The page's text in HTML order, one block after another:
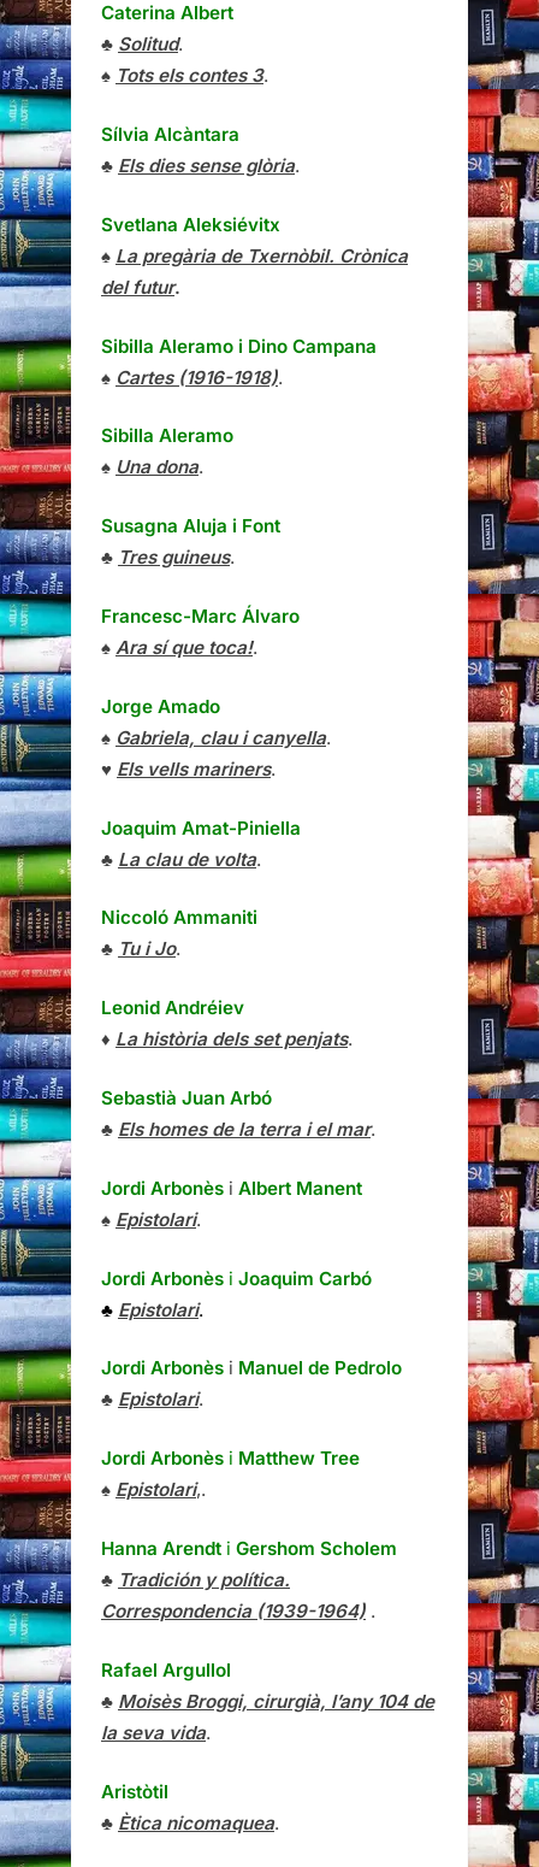
Caterina Albert
♣ Solitud.
♠ Tots els contes 3.
Sílvia Alcàntara
♣ Els dies sense glòria.
Svetlana Aleksiévitx
♠ La pregària de Txernòbil. Crònica
del futur.
Sibilla Aleramo i Dino Campana
♠ Cartes (1916-1918).
Sibilla Aleramo
♠ Una dona.
Susagna Aluja i Font
♣ Tres guineus.
Francesc-Marc Álvaro
♠ Ara sí que toca!.
Jorge Amado
♠ Gabriela, clau i canyella.
♥ Els vells mariners.
Joaquim Amat-Piniella
♣ La clau de volta.
Niccoló Ammaniti
♣ Tu i Jo.
Leonid Andréiev
♦ La història dels set penjats.
Sebastià Juan Arbó
♣ Els homes de la terra i el mar.
Jordi Arbonès i Albert Manent
♠ Epistolari.
Jordi Arbonès i Joaquim Carbó
♣ Epistolari.
Jordi Arbonès i Manuel de Pedrolo
♣ Epistolari.
Jordi Arbonès i Matthew Tree
♠ Epistolari,.
Hanna Arendt i Gershom Scholem
♣ Tradición y política.
Correspondencia (1939-1964) .
Rafael Argullol
♣ Moisès Broggi, cirurgià, l’any 104 de
la seva vida.
Aristòtil
♣ Ètica nicomaquea.